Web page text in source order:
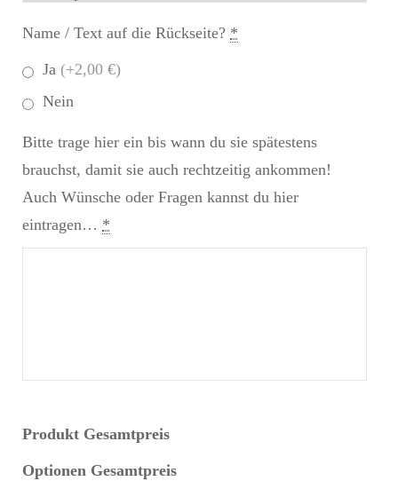
Name / Text auf die Rückseite? *
Ja (+2,00 €)
Nein
Bitte trage hier ein bis wann du sie spätestens
brauchst, damit sie auch rechtzeitig ankommen!
Auch Wünsche oder Fragen kannst du hier
eintragen… *
Produkt Gesamtpreis
Optionen Gesamtpreis